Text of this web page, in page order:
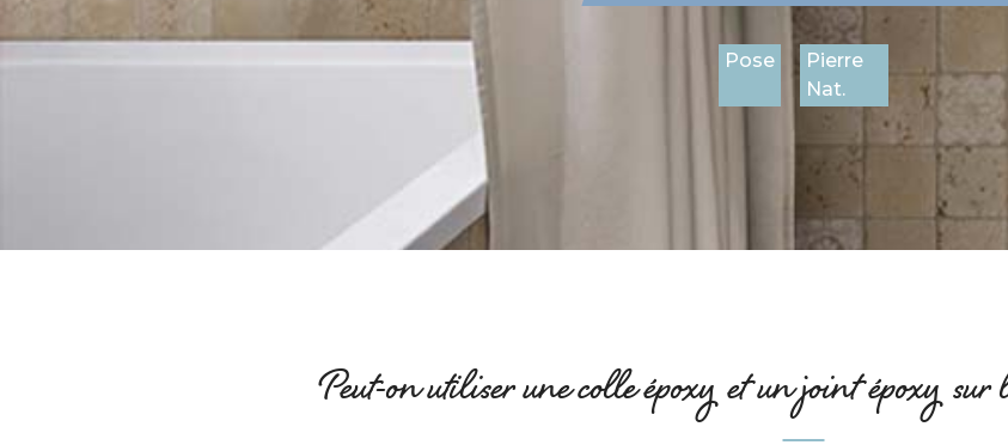
Pose
Pierre
Nat.
Peut-on utiliser une colle époxy et un joint époxy